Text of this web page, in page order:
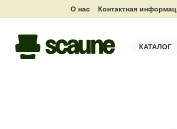
Перейти к основному контенту
О нас Контактная
КАТАЛОГ